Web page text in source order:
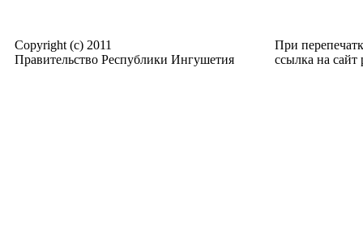
Copyright (c) 2011
Правительство Республики Ингушетия
При
ссылка на сайт